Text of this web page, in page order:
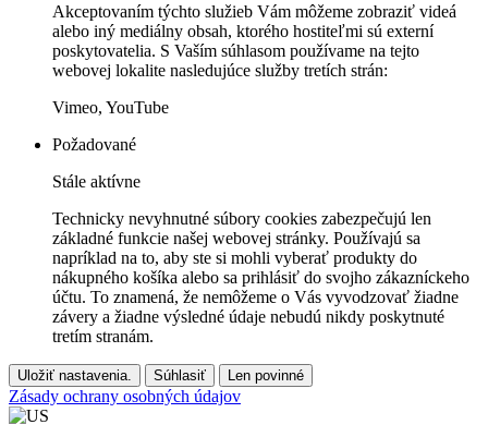
Akceptovaním týchto služieb Vám môžeme zobraziť videá
alebo iný mediálny obsah, ktorého hostiteľmi sú externí
poskytovatelia. S Vaším súhlasom používame na tejto
webovej lokalite nasledujúce služby tretích strán:
Vimeo, YouTube
Požadované
Stále aktívne
Technicky nevyhnutné súbory cookies zabezpečujú len
základné funkcie našej webovej stránky. Používajú sa
napríklad na to, aby ste si mohli vyberať produkty do
nákupného košíka alebo sa prihlásiť do svojho zákazníckeho
účtu. To znamená, že nemôžeme o Vás vyvodzovať žiadne
závery a žiadne výsledné údaje nebudú nikdy poskytnuté
tretím stranám.
Uložiť nastavenia. Súhlasiť Len povinné
Zásady ochrany osobných údajov